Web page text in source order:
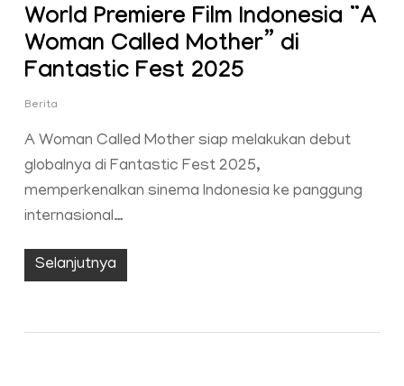
World Premiere Film Indonesia “A
Woman Called Mother” di
Fantastic Fest 2025
Berita
A Woman Called Mother siap melakukan debut
globalnya di Fantastic Fest 2025,
memperkenalkan sinema Indonesia ke panggung
internasional…
Selanjutnya